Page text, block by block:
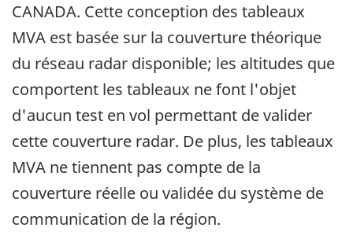
CANADA. Cette conception des tableaux
MVA est basée sur la couverture théorique
du réseau radar disponible; les altitudes que
comportent les tableaux ne font l'objet
d'aucun test en vol permettant de valider
cette couverture radar. De plus, les tableaux
MVA ne tiennent pas compte de la
couverture réelle ou validée du système de
communication de la région.